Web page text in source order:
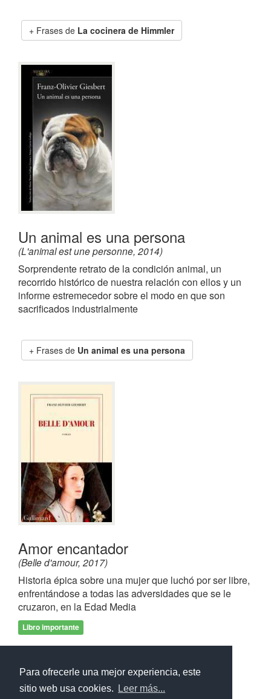
Para ofrecerle una mejor experiencia, este
sitio web usa cookies.
Leer más...
Frases de La cocinera de Himmler
Un animal es una persona
(L'animal est une personne, 2014)
Sorprendente retrato de la condición animal, un
recorrido histórico de nuestra relación con ellos y un
informe estremecedor sobre el modo en que son
sacrificados industrialmente
Frases de Un animal es una persona
Amor encantador
(Belle d'amour, 2017)
Historia épica sobre una mujer que luchó por ser libre,
enfrentándose a todas las adversidades que se le
cruzaron, en la Edad Media
Libro importante
Frases deAmor encantador